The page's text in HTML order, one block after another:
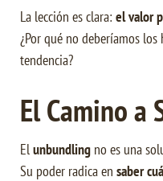
La lección es clara: el valor
¿Por qué no deberíamos
tendencia?
El Camino a
Elunbundling no es una
Su poder radica en saber